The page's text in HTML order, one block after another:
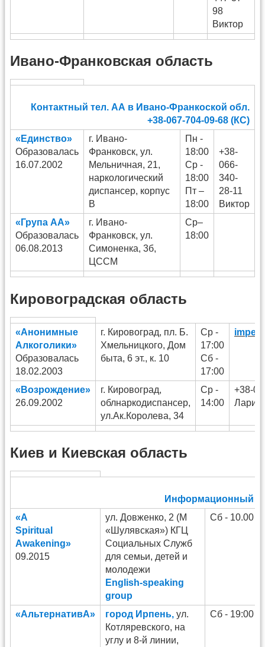
98
Виктор
Ивано-Франковская область
Контактный тел. АА в Ивано-Франкоской обл.
+38-067-704-09-68 (КС)
«Единство»
Образовалась
16.07.2002
г. Ивано-
Франковск, ул.
Мельничная, 21,
наркологический
диспансер, корпус
В
Пн -
18:00
Ср -
18:00
Пт –
18:00
+38-
066-
340-
28-11
Виктор
«Група АА»
Образовалась
06.08.2013
г. Ивано-
Франковск, ул.
Симоненка, 3б,
ЦССМ
Ср–
18:00
Кировоградская область
«Анонимные
Алкоголики»
Образовалась
18.02.2003
г. Кировоград, пл. Б.
Хмельницкого, Дом
быта, 6 эт., к. 10
Ср -
17:00
Сб -
17:00
«Возрождение»
26.09.2002
г. Кировоград,
облнаркодиспансер,
ул.Ак.Королева, 34
Ср -
14:00
+38-
Киев и Киевская область
Информационный
«A
Spiritual
Awakening»
09.2015
ул. Довженко, 2 (М
«Шулявская») КГЦ
Социальных Служб
для семьи, детей и
молодежи
English-speaking
group
Сб - 10.00
«АльтернативА» город Ирпень, ул.
Котляревского, на
углу и 8-й линии,
Сб - 19:00